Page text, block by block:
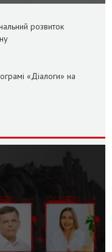
розвиток
«Діалоги» на